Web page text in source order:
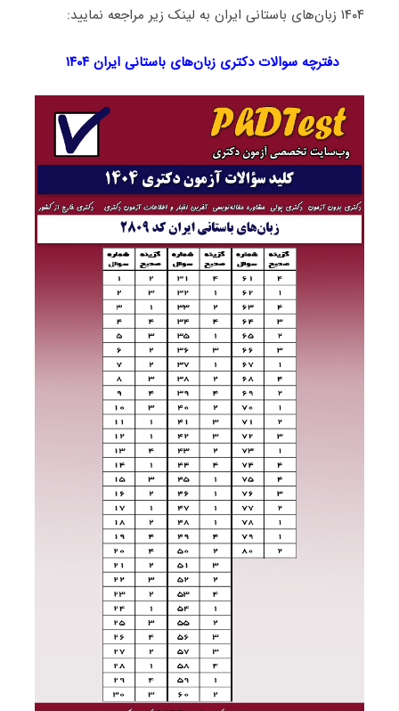
۱۴۰۴ زبان‌های باستانی ایران به لینک زیر مراجعه نمایید:
دفترچه سوالات دکتریزبان‌های باستانی ایران ۱۴۰۴